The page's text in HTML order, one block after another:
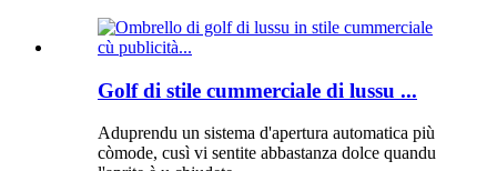
Golf di stile cummerciale di lussu ...
Aduprendu un sistema d'apertura automatica più
còmode, cusì vi sentite abbastanza dolce quandu